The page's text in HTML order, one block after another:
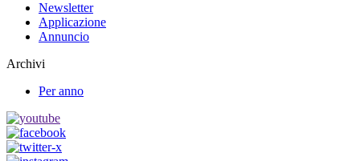
Newsletter
Applicazione
Annuncio
Archivi
Per anno